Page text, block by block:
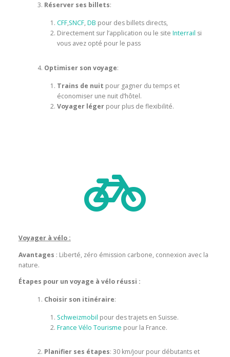
Réserver ses billets:
CFF,SNCF, DB pour des billets directs,
Directement sur l’application ou le site Interrail si
vous avez opté pour le pass
Optimiser son voyage:
Trains de nuit pour gagner du temps et
économiser une nuit d’hôtel.
Voyager léger pour plus de flexibilité.

Voyager à vélo :
Avantages : Liberté, zéro émission carbone, connexion avec la
nature.
Étapes pour un voyage à vélo réussi :
Choisir son itinéraire:
Schweizmobil pour des trajets en Suisse.
France Vélo Tourisme pour la France.
Planifier ses étapes: 30 km/jour pour débutants et